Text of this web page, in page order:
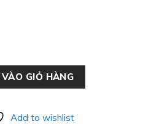
Hiện Đại BA-04 số lượng
GIỎ HÀNG
Add to wishlist